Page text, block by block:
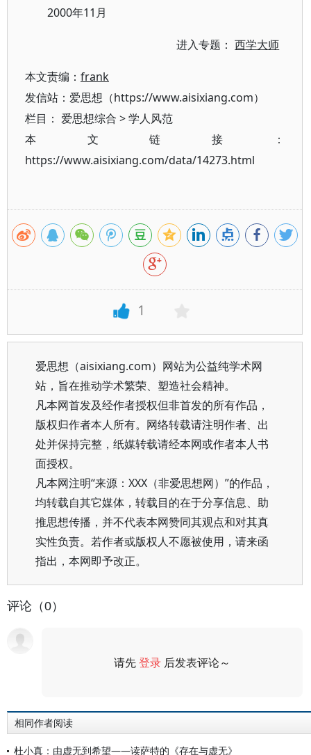
2000年11月
进入专题：西学大师
本文责编： frank
发信站：爱思想（https://www.aisixiang.com）
栏目： 爱思想综合 >学人风范
本文链接：
https://www.aisixiang.com/data/14273.html
1
爱思想（aisixiang.com）网站为公益纯学术网
站，旨在推动学术繁荣、塑造社会精神。
凡本网首发及经作者授权但非首发的所有作品，
版权归作者本人所有。网络转载请注明作者、出
处并保持完整，纸媒转载请经本网或作者本人书
面授权。
凡本网注明“来源：XXX（非爱思想网）”的作品，
均转载自其它媒体，转载目的在于分享信息、助
推思想传播，并不代表本网赞同其观点和对其真
实性负责。若作者或版权人不愿被使用，请来函
指出，本网即予改正。
评论（0）
请先登录 后发表评论～
相同作者阅读
杜小真：由虚无到希望——读萨特的《存在与虚无》